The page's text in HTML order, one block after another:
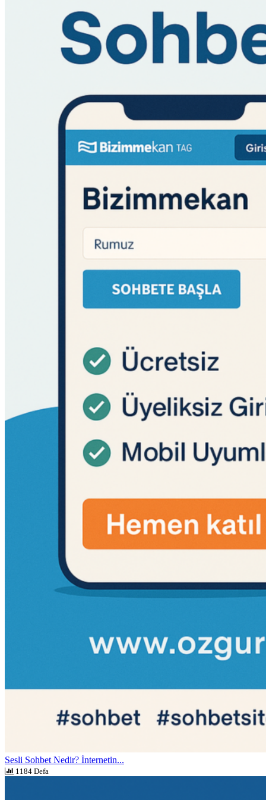
Sesli Sohbet Nedir? İnternetin...
1184 Defa